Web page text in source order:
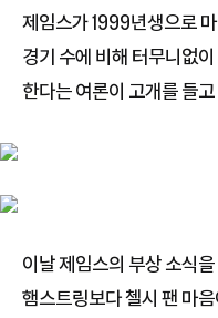
제임스가 1999년생으로
경기 수에 비해 터무니없
한다는 여론이 고개를 들고
이날 제임스의 부상 소식
햄스트링보다 첼시 팬 마